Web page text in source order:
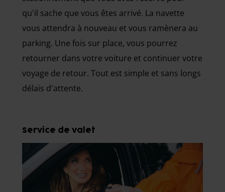
qu'il sache que vous êtes arrivé. La navette
vous attendra à nouveau et vous ramènera au
parking. Une fois sur place, vous pourrez
retourner dans votre voiture et continuer votre
voyage de retour. Tout est simple et sans longs
délais d'attente.
Service de valet